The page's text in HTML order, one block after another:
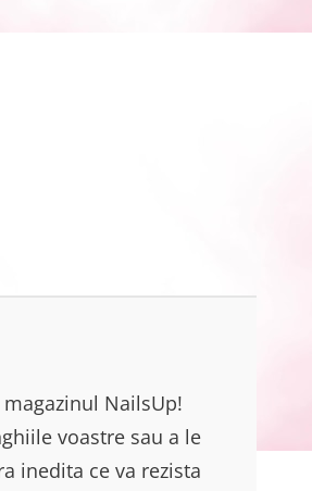
NailsUp!
voastre sau a le
inedita ce va rezista